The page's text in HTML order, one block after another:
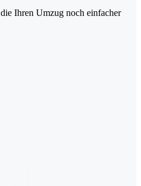
Ihren Umzug noch einfacher